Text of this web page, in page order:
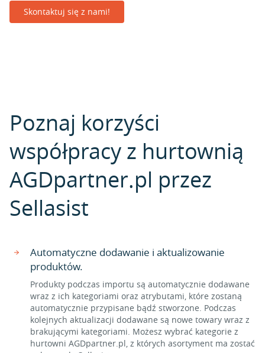
Skontaktuj się z nami!
Poznaj korzyści
współpracy z hurtownią
AGDpartner.pl przez
Sellasist
Automatyczne dodawanie i aktualizowanie
produktów.
Produkty podczas importu są automatycznie dodawane
wraz z ich kategoriami oraz atrybutami, które zostaną
automatycznie przypisane bądź stworzone. Podczas
kolejnych aktualizacji dodawane są nowe towary wraz z
brakującymi kategoriami. Możesz wybrać kategorie z
hurtowni AGDpartner.pl, z których asortyment ma zostać